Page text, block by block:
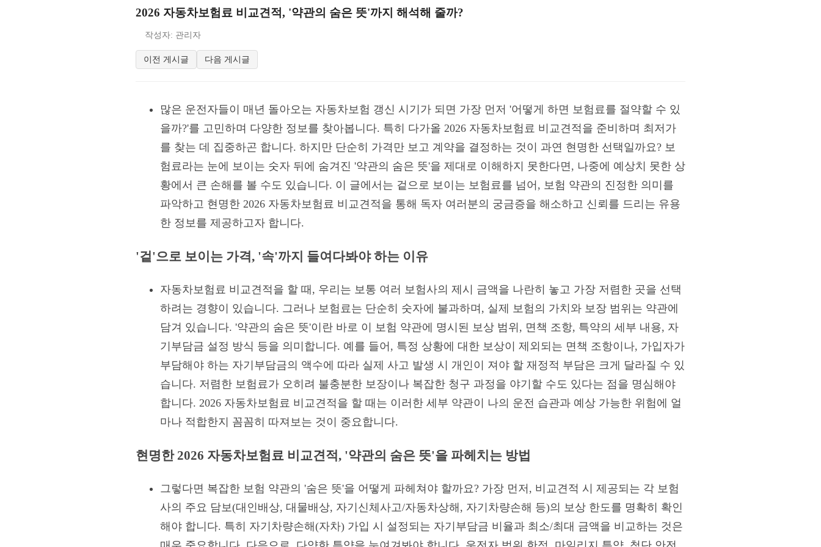
2026 자동차보험료 비교견적, '약관의 숨은 뜻'까지 해석해 줄까?
작성자: 관리자
이전 게시글 다음 게시글
많은 운전자들이 매년 돌아오는 자동차보험 갱신 시기가 되면 가장 먼저 '어떻게 하면 보험료를 절약할 수 있
을까?'를 고민하며 다양한 정보를 찾아봅니다. 특히 다가올 2026 자동차보험료 비교견적을 준비하며 최저가
를 찾는 데 집중하곤 합니다. 하지만 단순히 가격만 보고 계약을 결정하는 것이 과연 현명한 선택일까요? 보
험료라는 눈에 보이는 숫자 뒤에 숨겨진 '약관의 숨은 뜻'을 제대로 이해하지 못한다면, 나중에 예상치 못한 상
황에서 큰 손해를 볼 수도 있습니다. 이 글에서는 겉으로 보이는 보험료를 넘어, 보험 약관의 진정한 의미를
파악하고 현명한 2026 자동차보험료 비교견적을 통해 독자 여러분의 궁금증을 해소하고 신뢰를 드리는 유용
한 정보를 제공하고자 합니다.
'겉'으로 보이는 가격, '속'까지 들여다봐야 하는 이유
자동차보험료 비교견적을 할 때, 우리는 보통 여러 보험사의 제시 금액을 나란히 놓고 가장 저렴한 곳을 선택
하려는 경향이 있습니다. 그러나 보험료는 단순히 숫자에 불과하며, 실제 보험의 가치와 보장 범위는 약관에
담겨 있습니다. '약관의 숨은 뜻'이란 바로 이 보험 약관에 명시된 보상 범위, 면책 조항, 특약의 세부 내용, 자
기부담금 설정 방식 등을 의미합니다. 예를 들어, 특정 상황에 대한 보상이 제외되는 면책 조항이나, 가입자가
부담해야 하는 자기부담금의 액수에 따라 실제 사고 발생 시 개인이 져야 할 재정적 부담은 크게 달라질 수 있
습니다. 저렴한 보험료가 오히려 불충분한 보장이나 복잡한 청구 과정을 야기할 수도 있다는 점을 명심해야
합니다. 2026 자동차보험료 비교견적을 할 때는 이러한 세부 약관이 나의 운전 습관과 예상 가능한 위험에 얼
마나 적합한지 꼼꼼히 따져보는 것이 중요합니다.
현명한 2026 자동차보험료 비교견적, '약관의 숨은 뜻'을 파헤치는 방법
그렇다면 복잡한 보험 약관의 '숨은 뜻'을 어떻게 파헤쳐야 할까요? 가장 먼저, 비교견적 시 제공되는 각 보험
사의 주요 담보(대인배상, 대물배상, 자기신체사고/자동차상해, 자기차량손해 등)의 보상 한도를 명확히 확인
해야 합니다. 특히 자기차량손해(자차) 가입 시 설정되는 자기부담금 비율과 최소/최대 금액을 비교하는 것은